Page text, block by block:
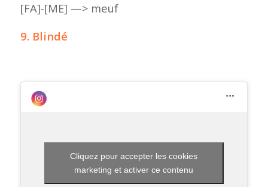
[FA]-[ME] —> meuf
9. Blindé
Cliquez pour accepter les cookies
marketing et activer ce contenu